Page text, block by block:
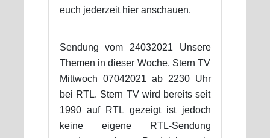
euch jederzeit hier anschauen.
Sendung vom 24032021 Unsere
Themen in dieser Woche. Stern TV
Mittwoch 07042021 ab 2230 Uhr
bei RTL. Stern TV wird bereits seit
1990 auf RTL gezeigt ist jedoch
keine eigene RTL-Sendung